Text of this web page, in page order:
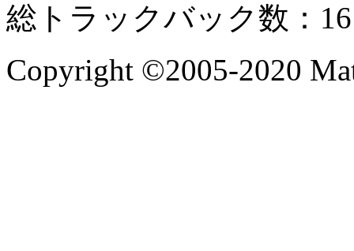
総トラックバック数：16
Copyright ©2005-2020